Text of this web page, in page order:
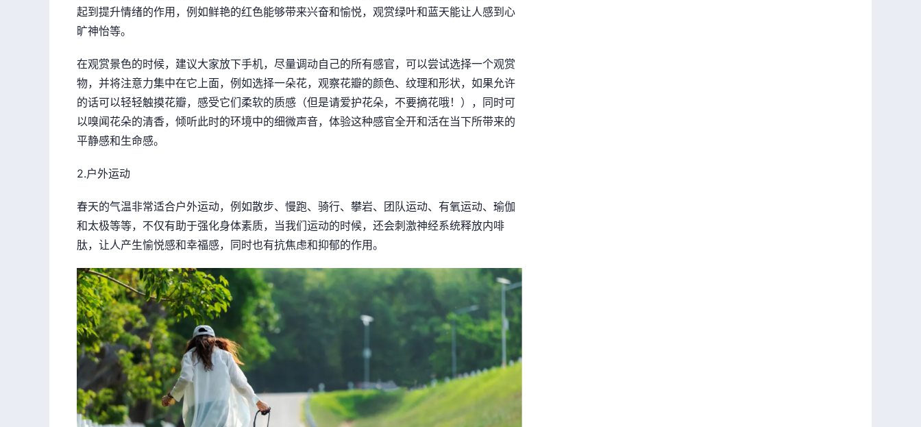
起到提升情绪的作用，例如鲜艳的红色能够带来兴奋和愉悦，观赏绿叶和蓝天能让人感到心
旷神怡等。
在观赏景色的时候，建议大家放下手机，尽量调动自己的所有感官，可以尝试选择一个观赏
物，并将注意力集中在它上面，例如选择一朵花，观察花瓣的颜色、纹理和形状，如果允许
的话可以轻轻触摸花瓣，感受它们柔软的质感（但是请爱护花朵，不要摘花哦！），同时可
以嗅闻花朵的清香，倾听此时的环境中的细微声音，体验这种感官全开和活在当下所带来的
平静感和生命感。
2.户外运动
春天的气温非常适合户外运动，例如散步、慢跑、骑行、攀岩、团队运动、有氧运动、瑜伽
和太极等等，不仅有助于强化身体素质，当我们运动的时候，还会刺激神经系统释放内啡
肽，让人产生愉悦感和幸福感，同时也有抗焦虑和抑郁的作用。